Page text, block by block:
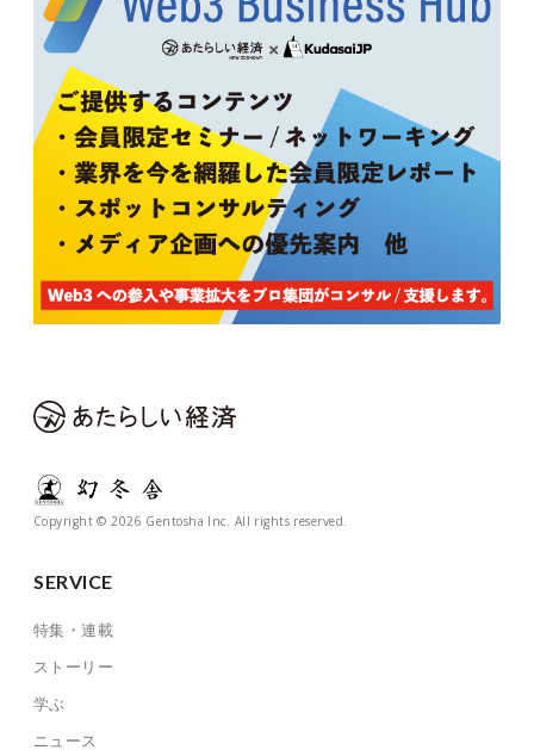
Copyright © 2026 Gentosha Inc. All rights reserved.
SERVICE
特集・連載
ストーリー
学ぶ
ニュース